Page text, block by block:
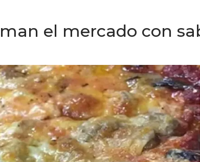
el mercado con